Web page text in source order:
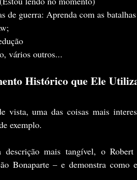
de guerra: Aprenda com as
vários outros...
Histórico que Ele
vista, uma das coisas mais
exemplo.
descrição mais tangível, o
Bonaparte – e demonstra